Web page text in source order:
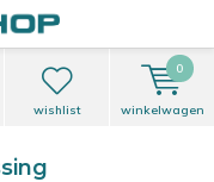
wishlist winkelwagen
0